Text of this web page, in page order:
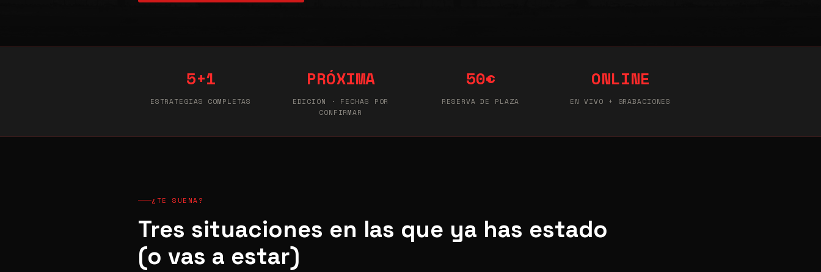
5+1
ESTRATEGIAS COMPLETAS
PRÓXIMA
EDICIÓN · FECHAS POR
CONFIRMAR
50€
RESERVA DE PLAZA
ONLINE
EN VIVO + GRABACIONES
¿TE SUENA?
Tres situaciones en las que ya has estado
(o vas a estar)